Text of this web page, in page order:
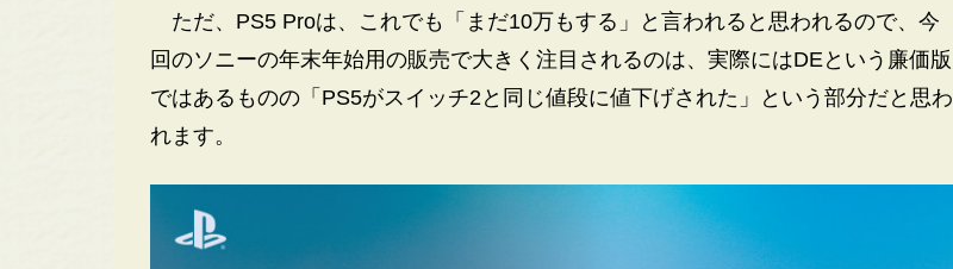
ただ、PS5 Proは、これでも「まだ10万もする」と言われると思われるので、今
回のソニーの年末年始用の販売で大きく注目されるのは、実際にはDEという廉価版
ではあるものの「PS5がスイッチ2と同じ値段に値下げされた」という部分だと思わ
れます。